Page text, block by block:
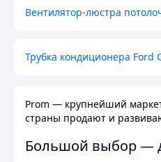
Вентилятор-люстра
Трубка кондиционера Ford
Prom — крупнейший
страны продают и
Большой выбор —